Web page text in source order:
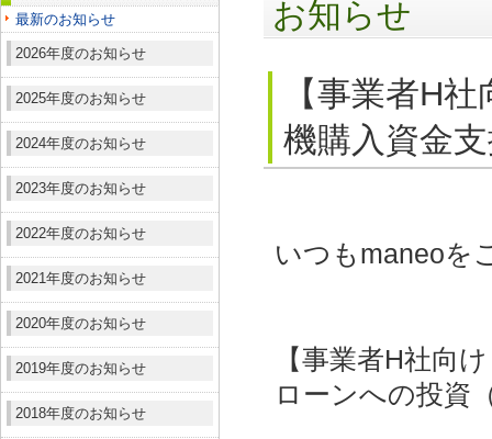
最新のお知らせ
2026年度のお知らせ
2025年度のお知らせ
2024年度のお知らせ
2023年度のお知らせ
2022年度のお知らせ
2021年度のお知らせ
2020年度のお知らせ
2019年度のお知らせ
2018年度のお知らせ
お知らせ
【事業者H
機購入資金
いつもmaneoを
【事業者H社向
ローンへの投資